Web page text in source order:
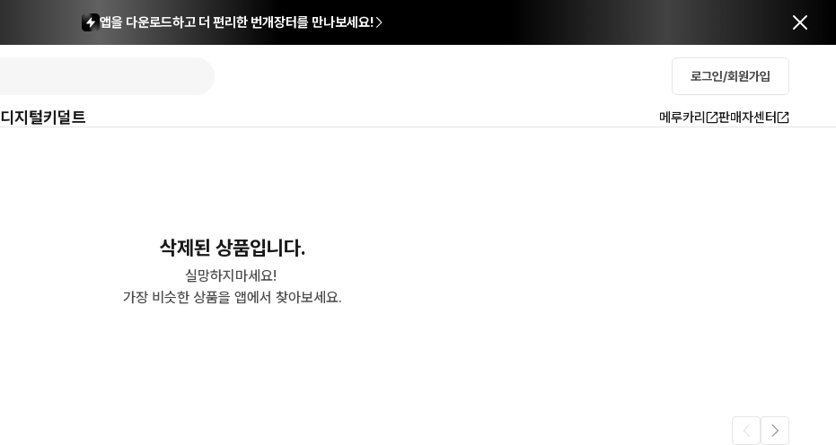
앱을 다운로드하고 더 편리한 번개장터를 만나보세요!
로그인/회원가입
디지털키덜트 메루카리 판매자센터
삭제된 상품입니다.
실망하지마세요!
가장 비슷한 상품을 앱에서 찾아보세요.